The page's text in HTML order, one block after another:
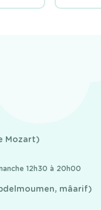
Mozart)
12h30 à 20h00
mâarif)